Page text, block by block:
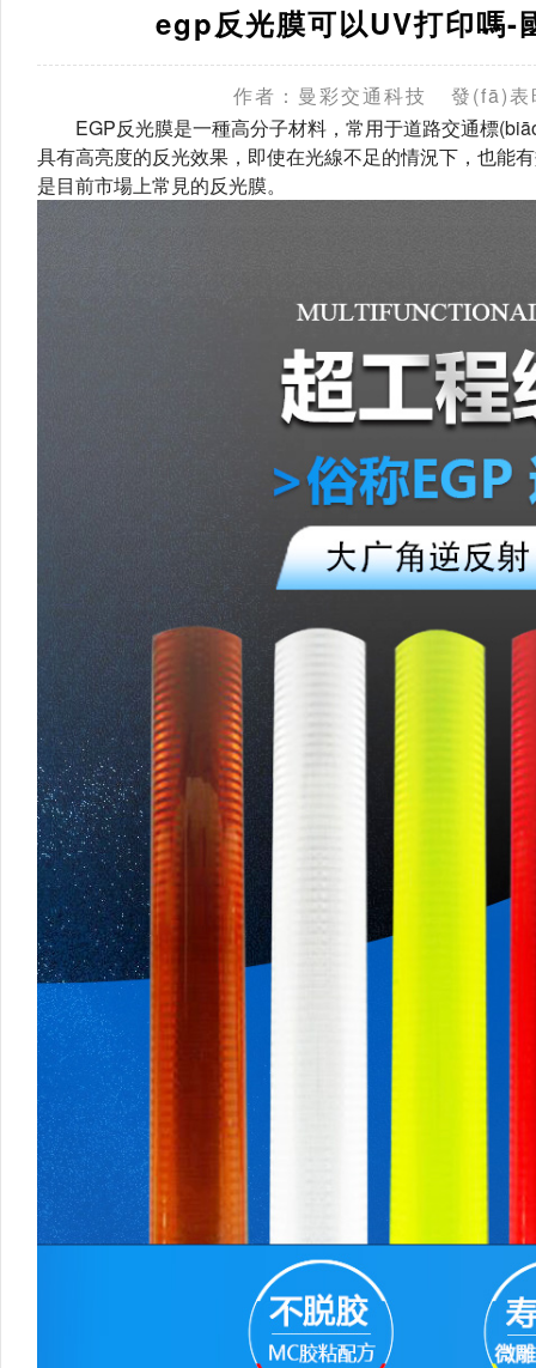
egp反光膜可以UV打印嗎
作者：曼彩交通科技
發(fā)
EGP反光膜是一種高分子材料，常用于道路交通標(biāo)志
具有高亮度的反光效果，即使在光線不足的情況下，也能
是目前市場上常見的反光膜。